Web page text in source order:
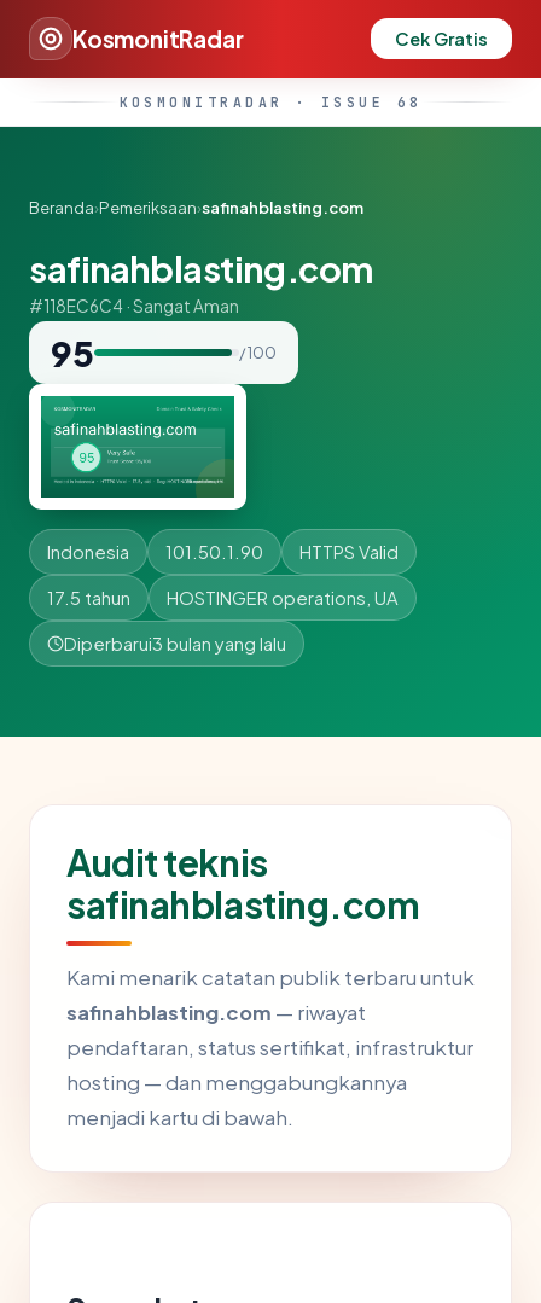
KosmonitRadar Cek Gratis
KOSMONITRADAR · ISSUE 68
Beranda›Pemeriksaan›safinahblasting.com
safinahblasting.com
#118EC6C4 · Sangat Aman
95 / 100
Indonesia 101.50.1.90 HTTPS Valid
17.5 tahun HOSTINGER operations, UA
Diperbarui3 bulan yang lalu
Audit teknis
safinahblasting.com
Kami menarik catatan publik terbaru untuk
safinahblasting.com — riwayat
pendaftaran, status sertifikat, infrastruktur
hosting — dan menggabungkannya
menjadi kartu di bawah.